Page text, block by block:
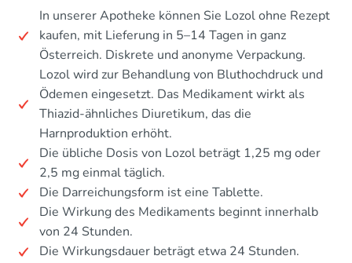
In unserer Apotheke können Sie Lozol ohne Rezept
kaufen, mit Lieferung in 5–14 Tagen in ganz
Österreich. Diskrete und anonyme Verpackung.
Lozol wird zur Behandlung von Bluthochdruck und
Ödemen eingesetzt. Das Medikament wirkt als
Thiazid-ähnliches Diuretikum, das die
Harnproduktion erhöht.
Die übliche Dosis von Lozol beträgt 1,25 mg oder
2,5 mg einmal täglich.
Die Darreichungsform ist eine Tablette.
Die Wirkung des Medikaments beginnt innerhalb
von 24 Stunden.
Die Wirkungsdauer beträgt etwa 24 Stunden.